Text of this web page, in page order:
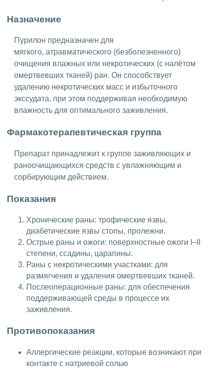
Назначение
Пурилон предназначен для
мягкого, атравматического (безболезненного)
очищения влажных или некротических (с налётом
омертвевших тканей) ран. Он способствует
удалению некротических масс и избыточного
экссудата, при этом поддерживая необходимую
влажность для оптимального заживления.
Фармакотерапевтическая группа
Препарат принадлежит к группе заживляющих и
раноочищающихся средств с увлажняющим и
сорбирующим действием.
Показания
Хронические раны: трофические язвы,
диабетические язвы стопы, пролежни.
Острые раны и ожоги: поверхностные ожоги I–II
степени, ссадины, царапины.
Раны с некротическими участками: для
размягчения и удаления омертвевших тканей.
Послеоперационные раны: для обеспечения
поддерживающей среды в процессе их
заживления.
Противопоказания
Аллергические реакции, которые возникают при
контакте с натриевой солью